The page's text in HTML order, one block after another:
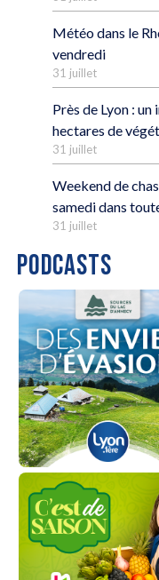
Météo dans le
vendredi
31 juillet
Près de Lyon :
hectares de
31 juillet
Weekend de
samedi dans
31 juillet
PODCASTS